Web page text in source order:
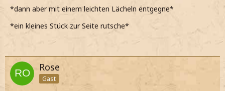
*dann aber mit einem leichten Lächeln entgegne*
*ein kleines Stück zur Seite rutsche*
Rose
Gast